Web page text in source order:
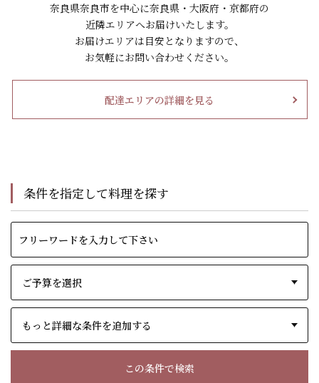
奈良県奈良市を中心に奈良県・大阪府・京都府の
近隣エリアへお届けいたします。
お届けエリアは目安となりますので、
お気軽にお問い合わせください。
配達エリアの詳細を見る
条件を指定して料理を探す
もっと詳細な条件を追加する
この条件で検索